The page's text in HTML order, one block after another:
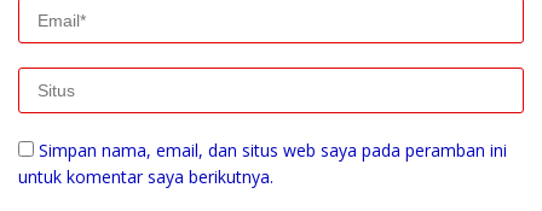
Simpan nama, email, dan situs web saya pada peramban ini
untuk komentar saya berikutnya.